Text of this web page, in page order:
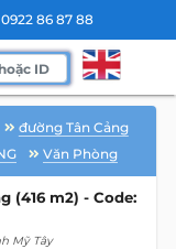
86 87 88
đường Tân Cảng
Văn Phòng
(416 m2) - Code:
Mỹ Tây